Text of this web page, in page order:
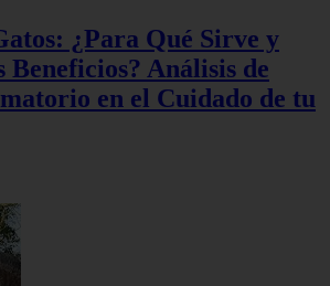
¿Para Qué Sirve y
Beneficios? Análisis de
en el Cuidado de tu